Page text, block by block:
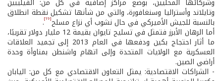
وتايلاند وأستراليا وسنغافورة، والتي من شأنها تشكيل نقطة انطلاق
بالنسبة للجيش الأميركي في حال نشوب أي نزاع مسلح[19]
.
أما الرهان الأبرز فتمثل في تسليح تايوان بقيمة 12 مليار دولار تقريبًا،
ما أثار احتجاج بكين ودفعها في العام 2013 إلى تجميد العلاقات
العسكرية مع الولايات المتحدة وإلى اتهام واشنطن بمناوأة وحدة
أراضي الصين.
- الشراكات الاقتصادية: يمثل التعاون الاقتصادي مع كل من: اليابان